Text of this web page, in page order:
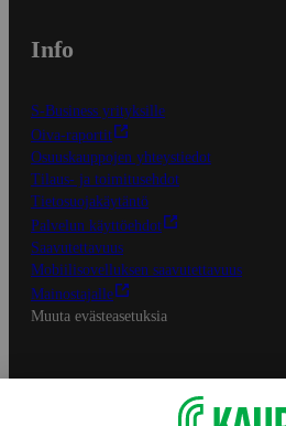
Info
S-Business yrityksille
Oiva-raportit
Osuuskauppojen yhteystiedot
Tilaus- ja toimitusehdot
Tietosuojakäytäntö
Palvelun käyttöehdot
Saavutettavuus
Mobiilisovelluksen saavutettavuus
Mainostajalle
Muuta evästeasetuksia
S-ryhmän palvelut